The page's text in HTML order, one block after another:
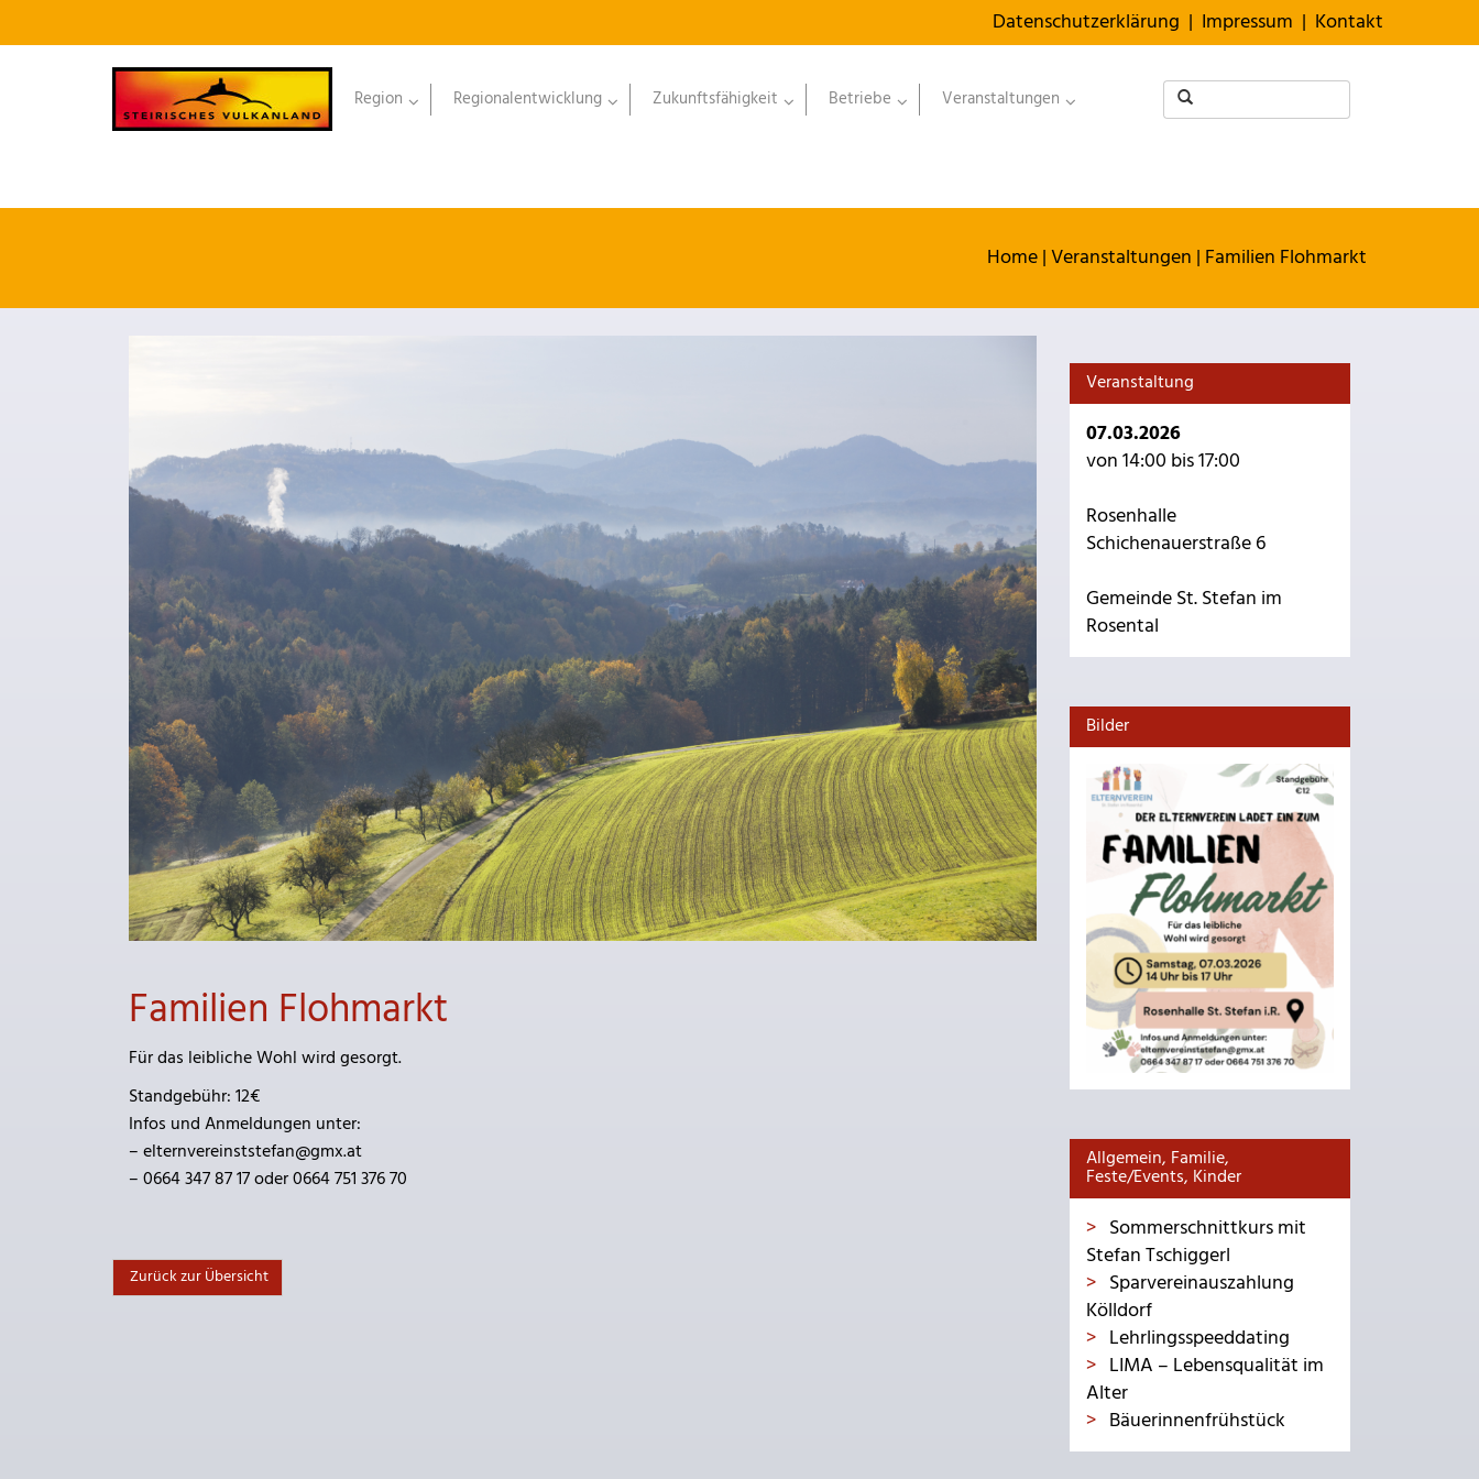
Datenschutzerklärung | Impressum | Kontakt
Region Regionalentwicklung Zukunftsfähigkeit Betriebe Veranstaltungen
Home|Veranstaltungen | Familien Flohmarkt
Familien Flohmarkt
Für das leibliche Wohl wird gesorgt.
Standgebühr: 12€
Infos und Anmeldungen unter:
– elternvereinststefan@gmx.at
– 0664 347 87 17 oder 0664 751 376 70
Zurück zur Übersicht
Veranstaltung
07.03.2026
von 14:00 bis 17:00
Rosenhalle
Schichenauerstraße 6
Gemeinde St. Stefan im
Rosental
Bilder
Allgemein, Familie,
Feste/Events, Kinder
Sommerschnittkurs mit
Stefan Tschiggerl
Sparvereinauszahlung
Kölldorf
Lehrlingsspeeddating
LIMA – Lebensqualität im
Alter
Bäuerinnenfrühstück